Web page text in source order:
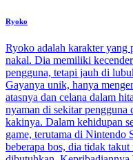
Ryoko
Ryoko adalah karakter yang
nakal. Dia memiliki
pengguna, tetapi jauh di
Gayanya unik, hanya
atasnya dan celana dalam
nyaman di sekitar pengguna
kakinya. Dalam kehidupan
game, terutama di Nintendo
beberapa bos, dia tidak